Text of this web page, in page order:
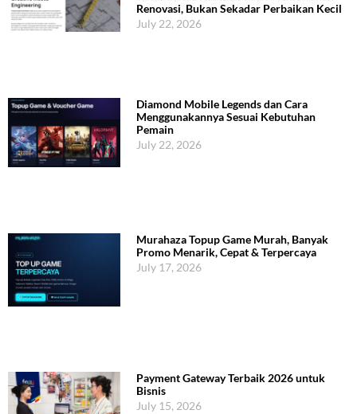
Renovasi, Bukan Sekadar Perbaikan Kecil
July 22, 2026
Diamond Mobile Legends dan Cara
Menggunakannya Sesuai Kebutuhan
Pemain
July 22, 2026
Murahaza Topup Game Murah, Banyak
Promo Menarik, Cepat & Terpercaya
July 17, 2026
Payment Gateway Terbaik 2026 untuk
Bisnis
July 15, 2026